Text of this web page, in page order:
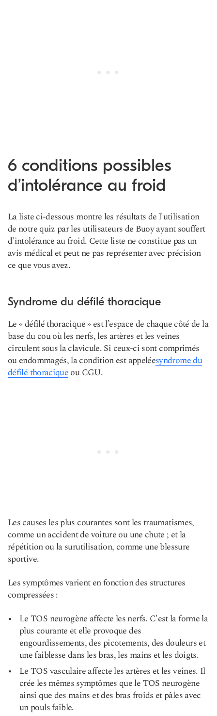
6 conditions possibles
d’intolérance au froid
La liste ci-dessous montre les résultats de l'utilisation
de notre quiz par les utilisateurs de Buoy ayant souffert
d'intolérance au froid. Cette liste ne constitue pas un
avis médical et peut ne pas représenter avec précision
ce que vous avez.
Syndrome du défilé thoracique
Le « défilé thoracique » est l’espace de chaque côté de la
base du cou où les nerfs, les artères et les veines
circulent sous la clavicule. Si ceux-ci sont comprimés
ou endommagés, la condition est appeléesyndrome du
défilé thoraciqueou CGU.
Les causes les plus courantes sont les traumatismes,
comme un accident de voiture ou une chute ; et la
répétition ou la surutilisation, comme une blessure
sportive.
Les symptômes varient en fonction des structures
compressées :
Le TOS neurogène affecte les nerfs. C'est la forme la
plus courante et elle provoque des
engourdissements, des picotements, des douleurs et
une faiblesse dans les bras, les mains et les doigts.
Le TOS vasculaire affecte les artères et les veines. Il
crée les mêmes symptômes que le TOS neurogène
ainsi que des mains et des bras froids et pâles avec
un pouls faible.